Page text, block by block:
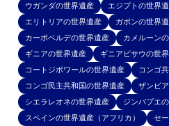
ウガンダの世界遺産
エジプトの世界
エリトリアの世界遺産
ガボンの世界
カーボベルデの世界遺産
カメルーン
ギニアの世界遺産
ギニアビサウの世
コートジボワールの世界遺産
コンゴ
コンゴ民主共和国の世界遺産
ザンビ
シエラレオネの世界遺産
ジンバブエ
スペインの世界遺産（アフリカ）
セ